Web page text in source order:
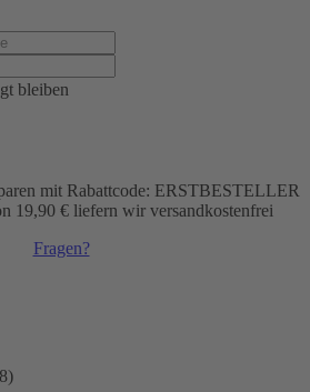
bleiben
mit Rabattcode: ERSTBESTELLER
19,90 € liefern wir versandkostenfrei
Fragen?